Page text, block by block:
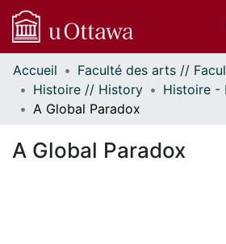
Communautés
et collections
Parcourir
À propos
Accueil
Histoire // History
A Global Paradox
A Global Paradox